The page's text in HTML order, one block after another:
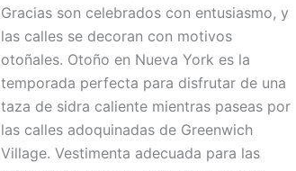
Gracias son celebrados con entusiasmo, y
las calles se decoran con motivos
otoñales. Otoño en Nueva York es la
temporada perfecta para disfrutar de una
taza de sidra caliente mientras paseas por
las calles adoquinadas de Greenwich
Village. Vestimenta adecuada para las